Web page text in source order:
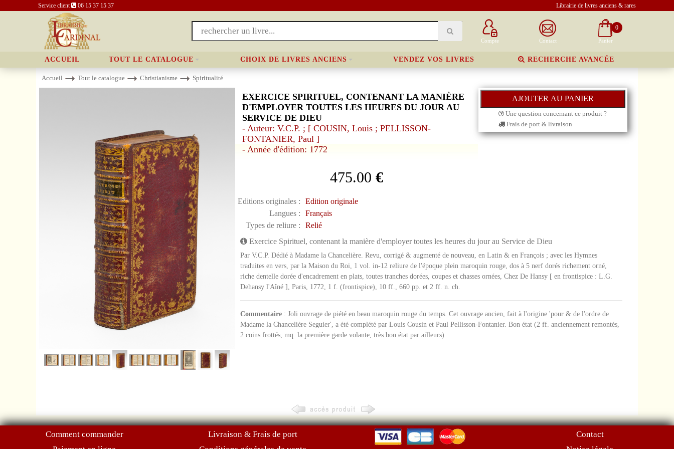
Service client 06 15 37 15 37 Librairie de livres anciens & rares
Compte Contact
0
Panier
ACCUEIL TOUT LE CATALOGUE CHOIX DE LIVRES ANCIENS VENDEZ VOS LIVRES RECHERCHE AVANCÉE
Accueil Tout le catalogue Christianisme Spiritualité
EXERCICE SPIRITUEL, CONTENANT LA MANIÈRE
D'EMPLOYER TOUTES LES HEURES DU JOUR AU
SERVICE DE DIEU
- Auteur: V.C.P. ; [ COUSIN, Louis ; PELLISSON-
FONTANIER, Paul ]
- Année d'édition: 1772
475.00 €
Editions originales :
Edition originale
Langues :
Français
Types de reliure :
Relié
Une question concernant ce produit ?
Frais de port & livraison
Exercice Spirituel, contenant la manière d'employer toutes les heures du jour au Service de Dieu
Par V.C.P. Dédié à Madame la Chancelière. Revu, corrigé & augmenté de nouveau, en Latin & en François ; avec les Hymnes
traduites en vers, par la Maison du Roi, 1 vol. in-12 reliure de l'époque plein maroquin rouge, dos à 5 nerf dorés richement orné,
riche dentelle dorée d'encadrement en plats, toutes tranches dorées, coupes et chasses ornées, Chez De Hansy [ en frontispice : L.G.
Dehansy l'Aîné ], Paris, 1772, 1 f. (frontispice), 10 ff., 660 pp. et 2 ff. n. ch.
Commentaire: Joli ouvrage de piété en beau maroquin rouge du temps. Cet ouvrage ancien, fait à l'origine 'pour & de l'ordre de
Madame la Chancelière Seguier', a été complété par Louis Cousin et Paul Pellisson-Fontanier. Bon état (2 ff. anciennement remontés,
2 coins frottés, mq. la première garde volante, très bon état par ailleurs).
Comment commander
Livraison & Frais de port
Contact